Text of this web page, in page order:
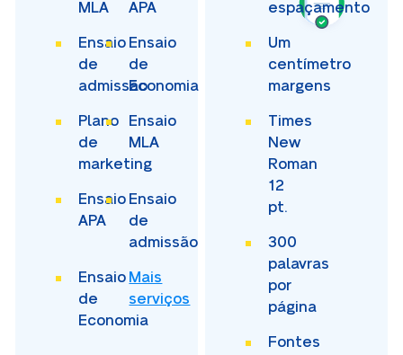
MLA
APA
Ensaio
de
admissão
Ensaio
de
Economia
Plano
de
marketing
Ensaio
MLA
Ensaio
APA
Ensaio
de
admissão
Ensaio
de
Economia
Mais
serviços
espaçamento
Um
centímetro
margens
Times
New
Roman
12
pt.
300
palavras
por
página
Fontes